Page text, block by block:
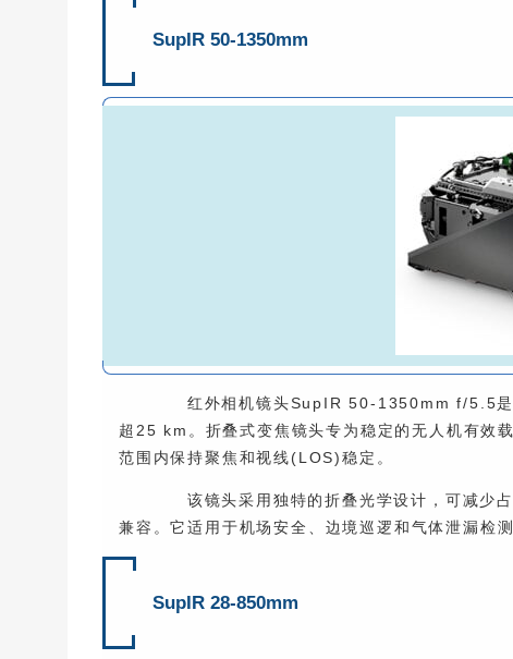
SupIR 50-1350mm
红外相机镜头SupIR 50-1350mm f/5.5是一
超25 km。折叠式变焦镜头专为稳定的无人机有效
范围内保持聚焦和视线(LOS)稳定。
该镜头采用独特的折叠光学设计，可减少
兼容。它适用于机场安全、边境巡逻和气体泄漏检
SupIR 28-850mm